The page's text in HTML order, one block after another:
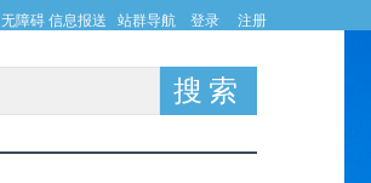
无障碍 信息报送 站群导航 登录 注册